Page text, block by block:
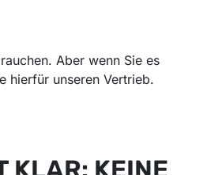
Aber wenn Sie es
hierfür unseren Vertrieb.